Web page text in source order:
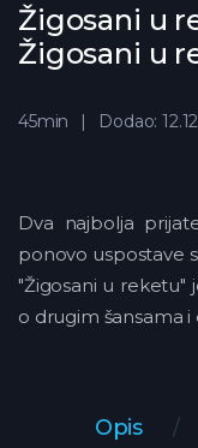
Žigosani u
Žigosani u
45min Dodao:
Dva najbolja
ponovo uspostave
"Žigosani u reketu"
o drugim šansama i
Opis